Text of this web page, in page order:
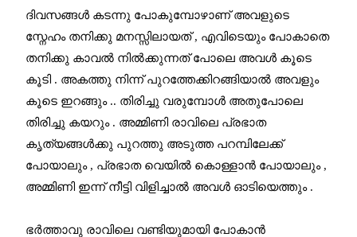
ദിവസങ്ങൾ കടന്നു പോകുമ്പോഴാണ് അവളുടെ
സ്നേഹം തനിക്കു മനസ്സിലായത് , എവിടെയും പോകാതെ
തനിക്കു കാവൽ നിൽക്കുന്നത് പോലെ അവൾ കൂടെ
കൂടി . അകത്തു നിന്ന് പുറത്തേക്കിറങ്ങിയാൽ അവളും
കൂടെ ഇറങ്ങും .. തിരിച്ചു വരുമ്പോൾ അതുപോലെ
തിരിച്ചു കയറും . അമ്മിണി രാവിലെ പ്രഭാത
കൃത്യങ്ങൾക്കു പുറത്തു അടുത്ത പറമ്പിലേക്ക്
പോയാലും , പ്രഭാത വെയിൽ കൊള്ളാൻ പോയാലും ,
അമ്മിണി ഇന്ന് നീട്ടി വിളിച്ചാൽ അവൾ ഓടിയെത്തും .
ഭർത്താവു രാവിലെ വണ്ടിയുമായി പോകാൻ